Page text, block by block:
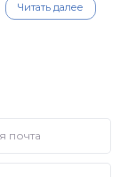
Читать далее